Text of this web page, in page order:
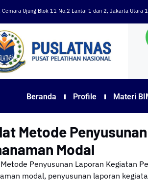
Cemara Ujung Blok 11 No.2 Lantai 1 dan 2, Jakarta Utara
Beranda Profile Materi
Metode
Modal
Penyusunan Laporan Kegiatan
modal, penyusunan laporan